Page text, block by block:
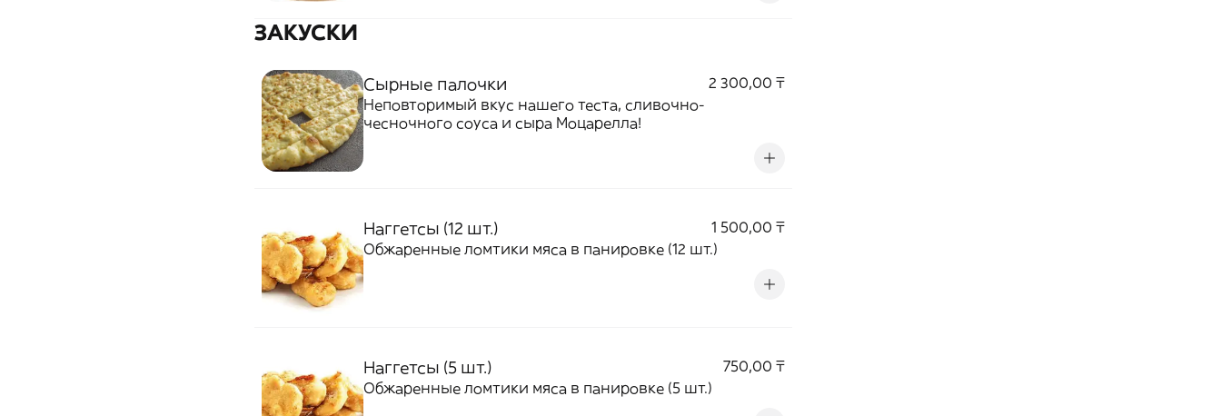
ЗАКУСКИ
Сырные палочки
2 300,00 ₸
Неповторимый вкус нашего теста, сливочно-
чесночного соуса и сыра Моцарелла!
Наггетсы (12 шт.)
1 500,00 ₸
Обжаренные ломтики мяса в панировке (12 шт.)
Наггетсы (5 шт.)
750,00 ₸
Обжаренные ломтики мяса в панировке (5 шт.)